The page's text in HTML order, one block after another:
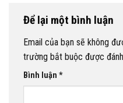
Để lại một bình luận
Email của bạn sẽ không
trường bắt buộc được
Bình luận *